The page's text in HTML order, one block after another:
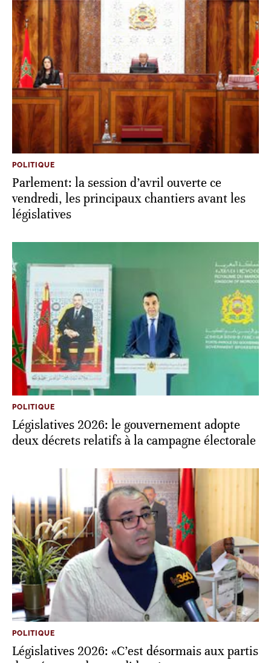
POLITIQUE
Parlement: la session d’avril ouverte ce
vendredi, les principaux chantiers avant les
législatives
POLITIQUE
Législatives 2026: le gouvernement adopte
deux décrets relatifs à la campagne électorale
POLITIQUE
Législatives 2026: «C’est désormais aux partis